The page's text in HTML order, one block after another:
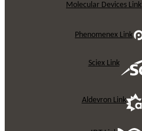
Molecular Devices Link
Phenomenex Link
Sciex Link
Aldevron Link